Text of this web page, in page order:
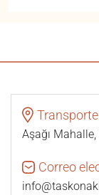
Aşağı
Correo